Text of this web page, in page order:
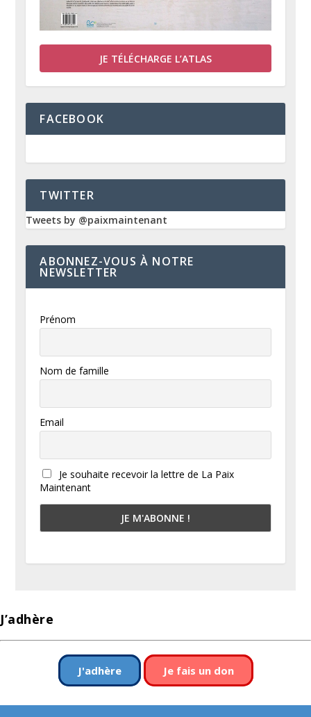
JE TÉLÉCHARGE L’ATLAS
FACEBOOK
TWITTER
Tweets by @paixmaintenant
ABONNEZ-VOUS À NOTRE
NEWSLETTER
Prénom
Nom de famille
Email
Je souhaite recevoir la lettre de La Paix
Maintenant
J’adhère
J'adhère Je fais un don